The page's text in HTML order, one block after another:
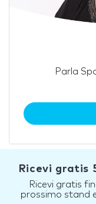
Parla
Ricevi gratis
Ricevi gratis
prossimo stand